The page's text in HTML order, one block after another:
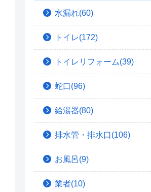
水漏れ(60)
トイレ(172)
トイレリフォーム(39)
蛇口(96)
給湯器(80)
排水管・排水口(106)
お風呂(9)
業者(10)